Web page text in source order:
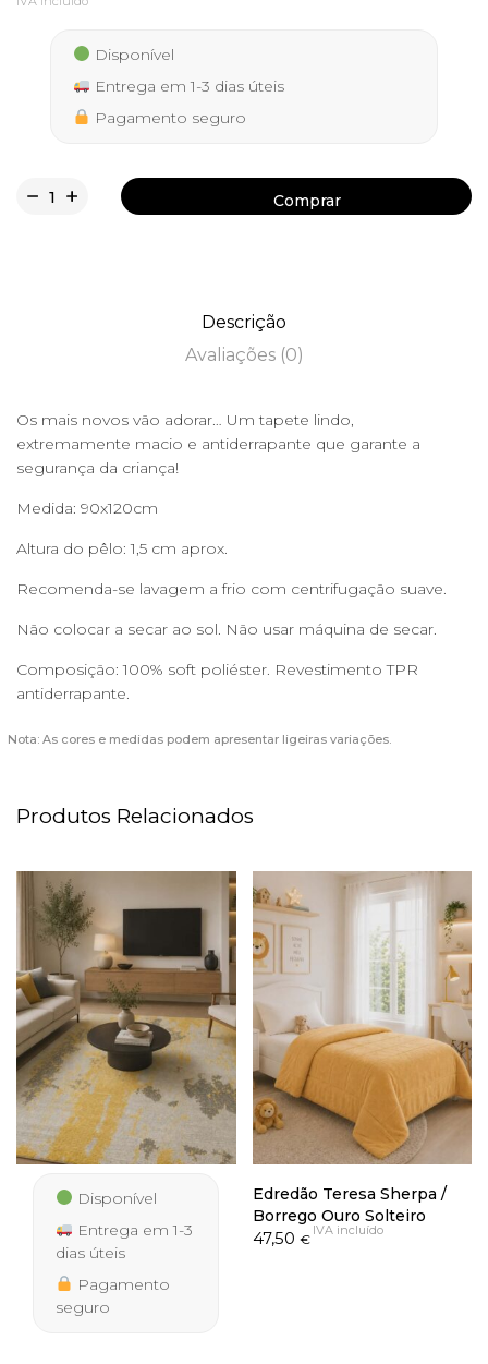
Disponível
Entrega em 1-3 dias úteis
Pagamento seguro
Comprar
Descrição
Avaliações (0)
Os mais novos vão adorar… Um tapete lindo,
extremamente macio e antiderrapante que garante a
segurança da criança!
Medida: 90x120cm
Altura do pêlo: 1,5 cm aprox.
Recomenda-se lavagem a frio com centrifugação suave.
Não colocar a secar ao sol. Não usar máquina de secar.
Composição: 100% soft poliéster. Revestimento TPR
antiderrapante.
Nota: As cores e medidas podem apresentar ligeiras variações.
Produtos Relacionados
Disponível
Entrega em 1-3
dias úteis
Pagamento
seguro
Edredão Teresa Sherpa /
Borrego Ouro Solteiro
47,50 €
IVA incluído